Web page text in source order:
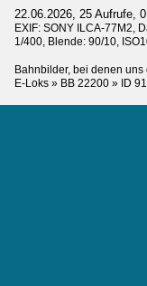
22.06.2026, 25 Aufrufe,
EXIF: SONY ILCA-77M2,
1/400, Blende: 90/10,
Bahnbilder, bei denen
E-Loks » BB 22200 » ID